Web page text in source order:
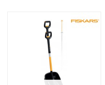
Összehasonlítás